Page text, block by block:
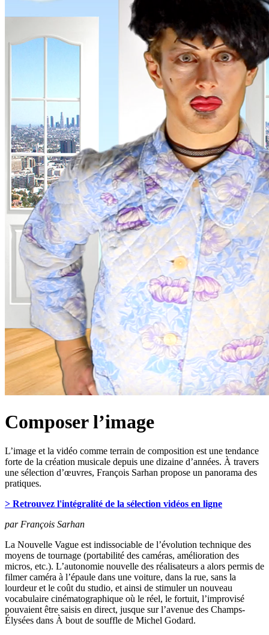
Composer l’image
L’image et la vidéo comme terrain de composition est une tendance
forte de la création musicale depuis une dizaine d’années. À travers
une sélection d’œuvres, François Sarhan propose un panorama des
pratiques.
> Retrouvez l'intégralité de la sélection vidéos en ligne
par François Sarhan
La Nouvelle Vague est indissociable de l’évolution technique des
moyens de tournage (portabilité des caméras, amélioration des
micros, etc.). L’autonomie nouvelle des réalisateurs a alors permis de
filmer caméra à l’épaule dans une voiture, dans la rue, sans la
lourdeur et le coût du studio, et ainsi de stimuler un nouveau
vocabulaire cinématographique où le réel, le fortuit, l’improvisé
pouvaient être saisis en direct, jusque sur l’avenue des Champs-
Élysées dans À bout de souffle de Michel Godard.